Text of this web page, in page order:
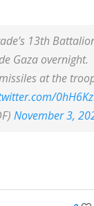
13th
Gaza overnight.
at the
November 3,